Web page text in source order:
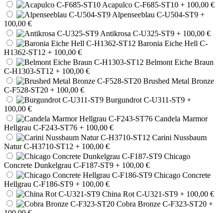
Acapulco C-F685-ST10 + 100,00 €
Alpenseeblau C-U504-ST9 +
100,00 €
Antikrosa C-U325-ST9 + 100,00 €
Baronia Eiche Hell C-
H1362-ST12 + 100,00 €
Belmont Eiche Braun
C-H1303-ST12 + 100,00 €
Brushed Metal Bronze
C-F528-ST20 + 100,00 €
Burgundrot C-U311-ST9 +
100,00 €
Candela Marmor
Hellgrau C-F243-ST76 + 100,00 €
Carini Nussbaum
Natur C-H3710-ST12 + 100,00 €
Chicago
Concrete Dunkelgrau C-F187-ST9 + 100,00 €
Chicago Concrete
Hellgrau C-F186-ST9 + 100,00 €
China Rot C-U321-ST9 + 100,00 €
Cobra Bronze C-F323-ST20 +